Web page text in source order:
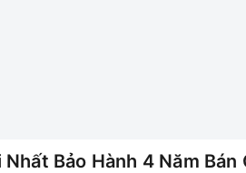
Bảo Hành 4 Năm Bán